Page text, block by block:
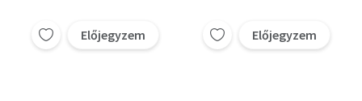
Előjegyzem Előjegyzem